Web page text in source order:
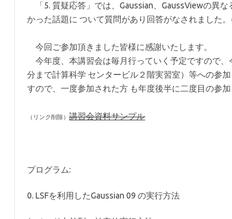
「5. 質疑応答」では、Gaussian、GaussViewの異
かった話題に ついて質問があり回答がなされました
今回ご参加頂きました皆様に感謝いたします。
今年度、本講習会は毎月行っていく予定ですので
分まで計算科学 センタービル２階実習室）等への参
すので、一度参加された方 も年度後半に二度目の参加
講習会資料サンプル
プログラム:
0. LSFを利用したGaussian 09 の実行方法